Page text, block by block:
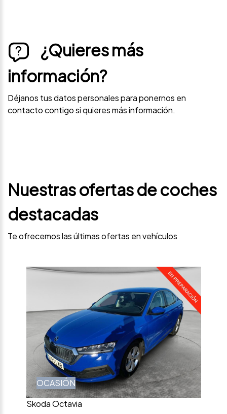
¿Quieres más
información?
Déjanos tus datos personales para ponernos en
contacto contigo si quieres más información.
Nuestras ofertas de coches
destacadas
Te ofrecemos las últimas ofertas en vehículos
OCASIÓN
Skoda Octavia